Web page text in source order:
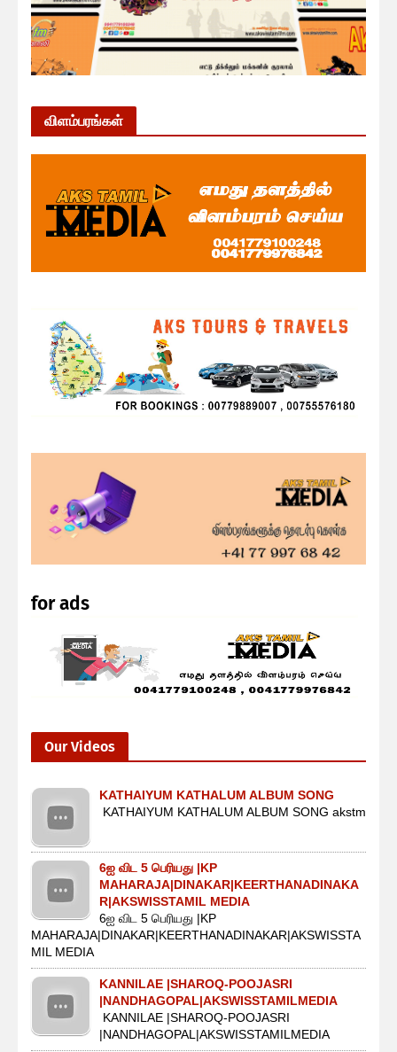
விளம்பரங்கள்
for ads
Our Videos
KATHAIYUM KATHALUM ALBUM SONG
KATHAIYUM KATHALUM ALBUM SONG akstm
6ஐ விட 5 பெரியது |KP
MAHARAJA|DINAKAR|KEERTHANADINAKA
R|AKSWISSTAMIL MEDIA
6ஐ விட 5 பெரியது |KP
MAHARAJA|DINAKAR|KEERTHANADINAKAR|AKSWISSTA
MIL MEDIA
KANNILAE |SHAROQ-POOJASRI
|NANDHAGOPAL|AKSWISSTAMILMEDIA
KANNILAE |SHAROQ-POOJASRI
|NANDHAGOPAL|AKSWISSTAMILMEDIA